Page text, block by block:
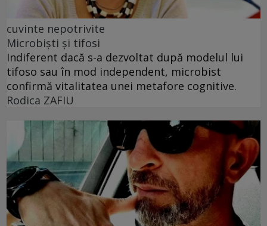
cuvinte nepotrivite
Microbiști și tifosi
Indiferent dacă s-a dezvoltat după modelul lui
tifoso sau în mod independent, microbist
confirmă vitalitatea unei metafore cognitive.
Rodica ZAFIU